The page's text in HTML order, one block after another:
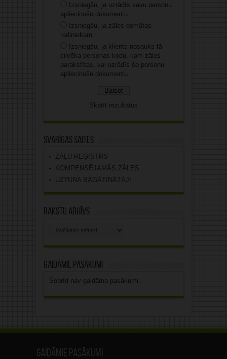
Izsniegšu, ja uzrādīs savu personu
apliecinošu dokumentu.
Izsniegšu, ja zāles domātas
radiniekam.
Izsniegšu, ja klients nosauks tā
cilvēka personas kodu, kam zāles
parakstītas, vai uzrādīs šo personu
apliecinošu dokumentu.
Skatīt rezultātus
Svarīgas saites
ZĀĻU REĢISTRS
KOMPENSĒJAMĀS ZĀLES
UZTURA BAGĀTINĀTĀJI
Rakstu arhīvs
Gaidāmie pasākumi
Šobrīd nav gaidāmo pasākumi.
Gaidāmie pasākumi